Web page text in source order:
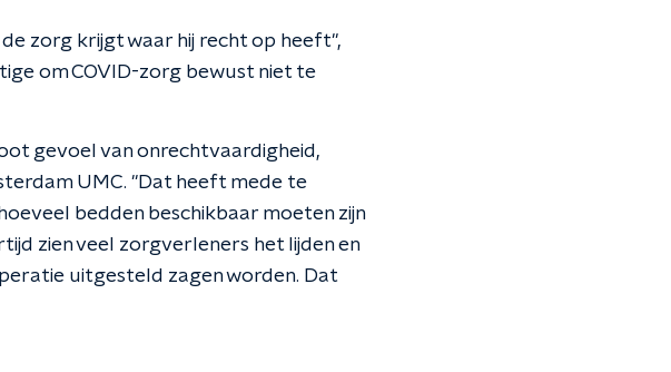
zorg krijgt waar hij recht op heeft",
om COVID-zorg bewust niet te
gevoel van onrechtvaardigheid,
UMC. "Dat heeft mede te
bedden beschikbaar moeten zijn
zien veel zorgverleners het lijden en
uitgesteld zagen worden. Dat